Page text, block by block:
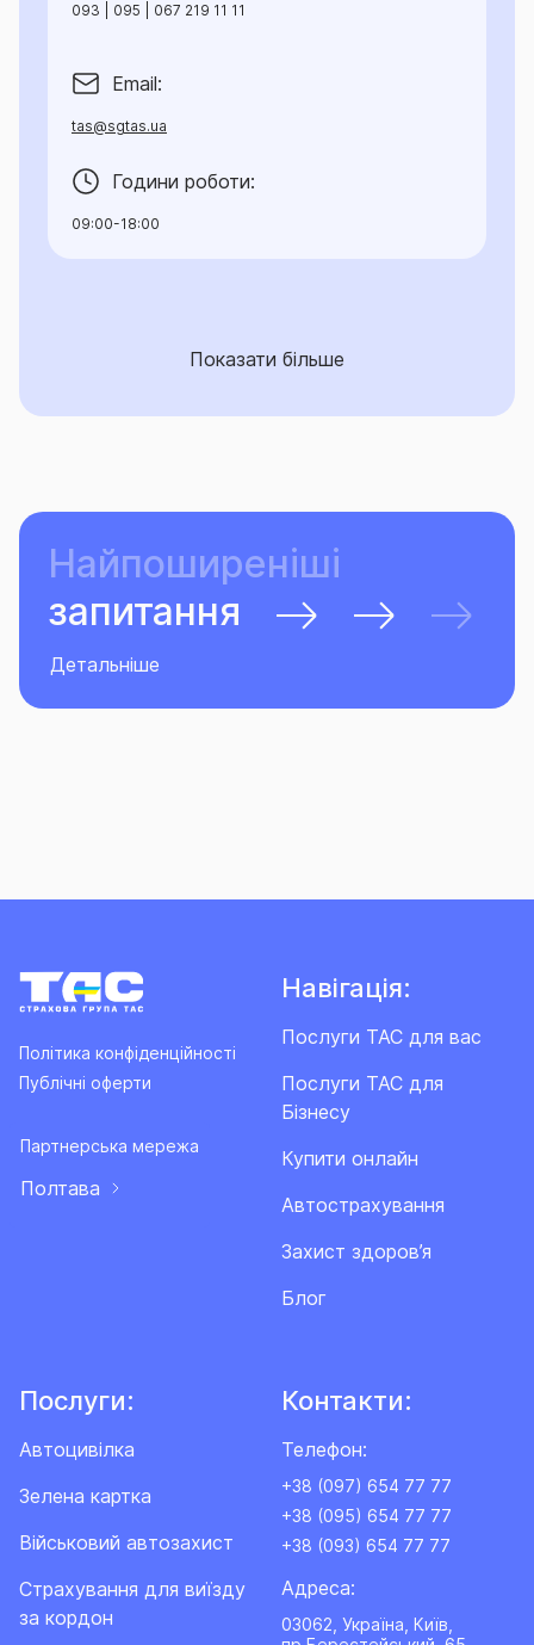
093 | 095 | 067 219 11 11
Email:
tas@sgtas.ua
Години роботи:
09:00-18:00
Показати більше
Найпоширеніші
запитання
Детальніше
Політика конфіденційності
Публічні оферти
Партнерська мережа
Полтава
Навігація:
Послуги ТАС для вас
Послуги ТАС для
Бізнесу
Купити онлайн
Автострахування
Захист здоров’я
Блог
Послуги:
Автоцивілка
Зелена картка
Військовий автозахист
Cтрахування для виїзду
за кордон
Контакти:
Телефон:
+38 (097) 654 77 77
+38 (095) 654 77 77
+38 (093) 654 77 77
Адреса:
03062, Україна, Київ,